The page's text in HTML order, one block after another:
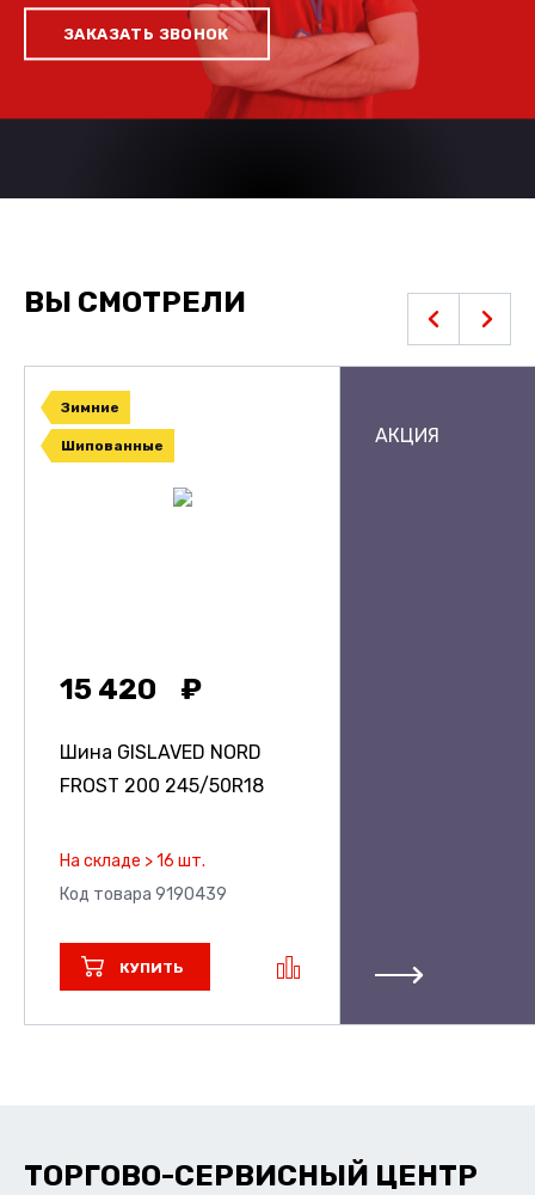
ЗАКАЗАТЬ ЗВОНОК
ВЫ СМОТРЕЛИ
Зимние
Шипованные
15 420
Шина GISLAVED NORD
FROST 200 245/50R18
На складе > 16 шт.
Код товара 9190439
КУПИТЬ
АКЦИЯ
ТОРГОВО-СЕРВИСНЫЙ ЦЕНТР